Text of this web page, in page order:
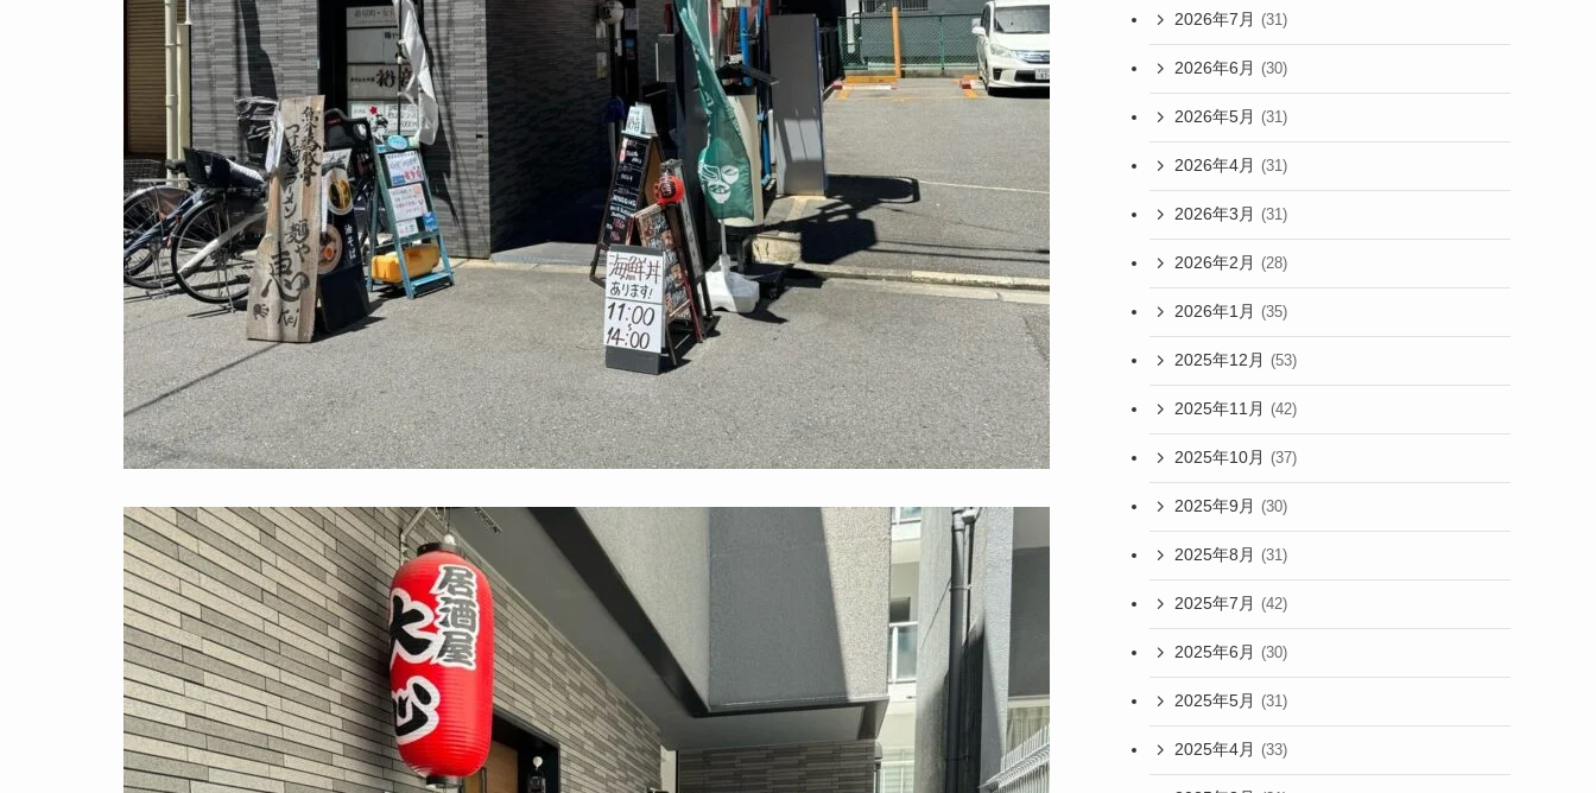
2026年7月 (31)
2026年6月 (30)
2026年5月 (31)
2026年4月 (31)
2026年3月 (31)
2026年2月 (28)
2026年1月 (35)
2025年12月 (53)
2025年11月 (42)
2025年10月 (37)
2025年9月 (30)
2025年8月 (31)
2025年7月 (42)
2025年6月 (30)
2025年5月 (31)
2025年4月 (33)